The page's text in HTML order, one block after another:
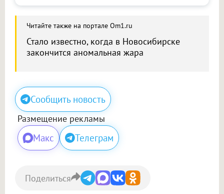
Читайте также на портале Om1.ru
Стало известно, когда в Новосибирске
закончится аномальная жара
Сообщить новость
Размещение рекламы
Макс Телеграм
Поделиться